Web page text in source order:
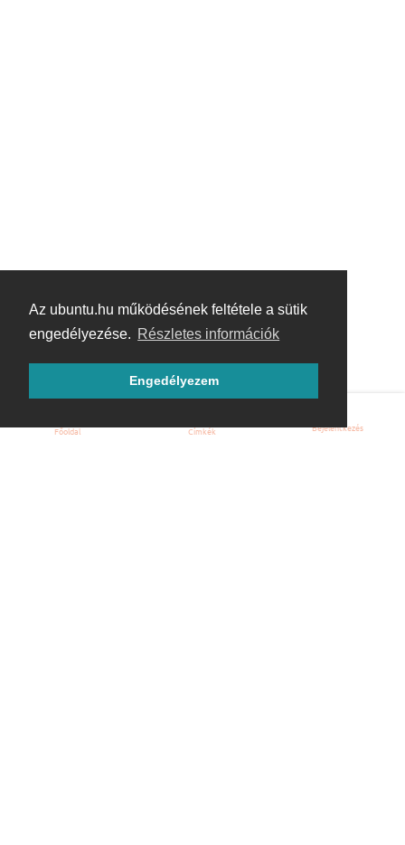
Az ubuntu.hu működésének feltétele a sütik
engedélyezése. Részletes információk
Engedélyezem
Főoldal Címkék Bejelentkezés